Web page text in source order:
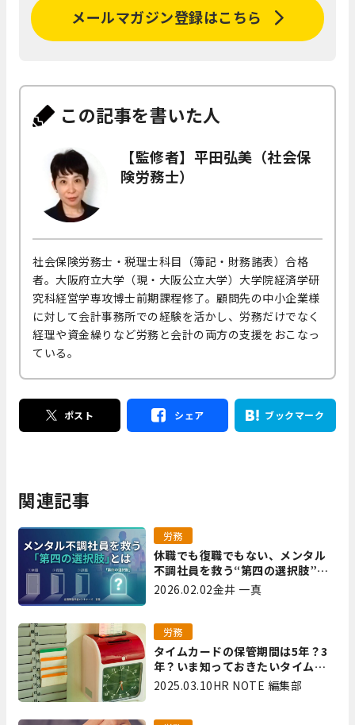
メールマガジン登録はこちら
この記事を書いた人
【監修者】平田弘美（社会保
険労務士）
社会保険労務士・税理士科目（簿記・財務諸表）合格
者。大阪府立大学（現・大阪公立大学）大学院経済学研
究科経営学専攻博士前期課程修了。顧問先の中小企業様
に対して会計事務所での経験を活かし、労務だけでなく
経理や資金繰りなど労務と会計の両方の支援をおこなっ
ている。
ポスト シェア ブックマーク
関連記事
休職でも復職でもない、メンタル
不調社員を救う“第四の選択肢”と
は｜全国障害年金パートナーズ 宮
労務
2026.02.02金井 一真
タイムカードの保管期間は5年？3
年？いま知っておきたいタイムカ
ード保管方法
労務
2025.03.10HR NOTE 編集部